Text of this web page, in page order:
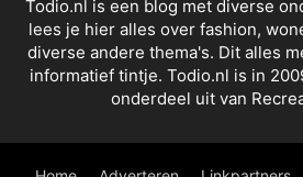
Todio.nl is een blog met diverse
lees je hier alles over fashion,
diverse andere thema's. Dit alles
informatief tintje. Todio.nl is in
onderdeel uit van